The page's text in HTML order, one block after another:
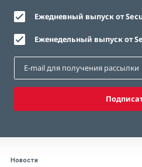
Ежедневный выпуск от
Еженедельный выпуск от
Новости